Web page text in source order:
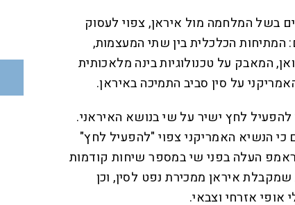
בשל המלחמה מול איראן, צפוי לעסוק
הכלכלית בין שתי המעצמות,
המאבק על טכנולוגיות בינה מלאכותית
על סין סביב התמיכה באיראן.
להפעיל לחץ ישיר על שי בנושא האיראני.
הנשיא האמריקני צפוי "להפעיל לחץ"
העלה בפני שי במספר שיחות קודמות
איראן ממכירת נפט לסין, וכן
אופי אזרחי וצבאי.